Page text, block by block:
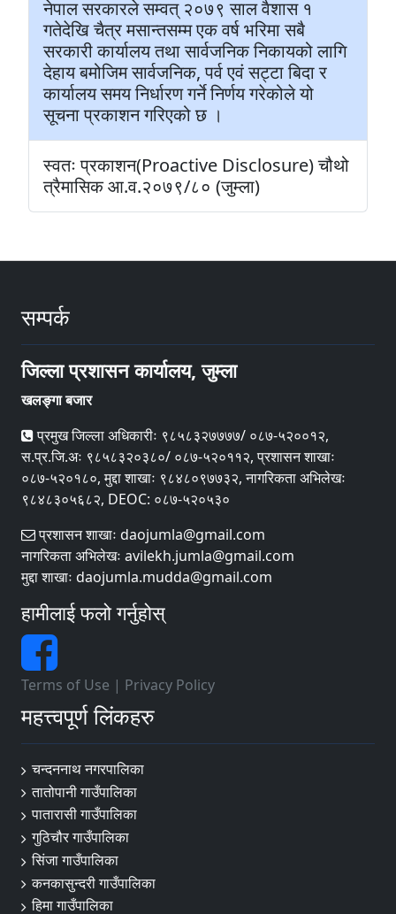
नेपाल सरकारले सम्वत् २०७९ साल वैशास १
गतेदेखि चैत्र मसान्तसम्म एक वर्ष भरिमा सबै
सरकारी कार्यालय तथा सार्वजनिक निकायको लागि
देहाय बमोजिम सार्वजनिक, पर्व एवं सट्टा बिदा र
कार्यालय समय निर्धारण गर्ने निर्णय गरेकोले यो
सूचना प्रकाशन गरिएको छ ।
स्वतः प्रकाशन(Proactive Disclosure) चौथो
त्रैमासिक आ.व.२०७९/८० (जुम्ला)
सम्पर्क
जिल्ला प्रशासन कार्यालय, जुम्ला
खलङ्गा बजार
प्रमुख जिल्ला अधिकारीः ९८५८३२७७७७/ ०८७-५२००१२,
स.प्र.जि.अः ९८५८३२०३८०/ ०८७-५२०११२, प्रशासन शाखाः
०८७-५२०१८०, मुद्दा शाखाः ९८४८०९७७३२, नागरिकता अभिलेखः
९८४८३०५६८२, DEOC: ०८७-५२०५३०
प्रशासन शाखाः daojumla@gmail.com
नागरिकता अभिलेखः avilekh.jumla@gmail.com
मुद्दा शाखाः daojumla.mudda@gmail.com
हामीलाई फलो गर्नुहोस्
Terms of Use | Privacy Policy
महत्त्वपूर्ण लिंकहरु
चन्दननाथ नगरपालिका
तातोपानी गाउँपालिका
पातारासी गाउँपालिका
गुठिचौर गाउँपालिका
सिंजा गाउँपालिका
कनकासुन्दरी गाउँपालिका
हिमा गाउँपालिका